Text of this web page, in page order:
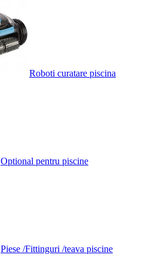
Roboti curatare piscina
Optional pentru piscine
Piese /Fittinguri /teava piscine